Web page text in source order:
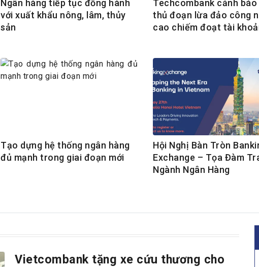
Ngân hàng tiếp tục đồng hành
với xuất khẩu nông, lâm, thủy
sản
Techcombank cảnh
thủ đoạn lừa đảo công
cao chiếm đoạt tài
Tạo dựng hệ thống ngân hàng
đủ mạnh trong giai đoạn mới
Hội Nghị Bàn Tròn
Exchange – Tọa Đàm
Ngành Ngân Hàng
Vietcombank tặng xe cứu thương cho